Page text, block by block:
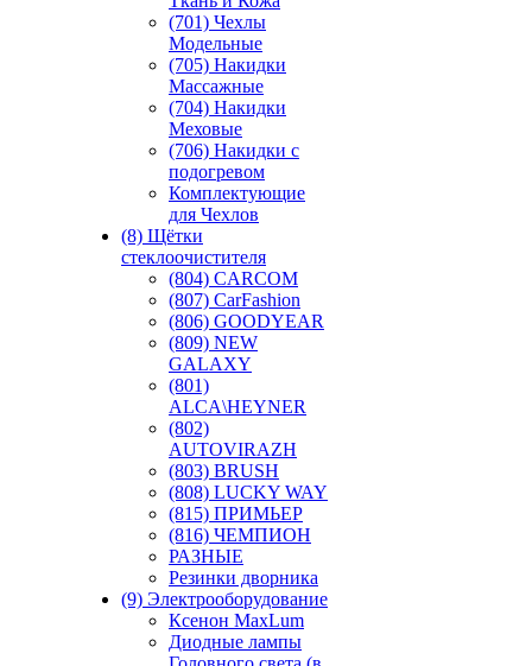
(701) Чехлы
Модельные
(705) Накидки
Массажные
(704) Накидки
Меховые
(706) Накидки с
подогревом
Комплектующие
для Чехлов
(8) Щётки
стеклоочистителя
(804) CARCOM
(807) CarFashion
(806) GOODYEAR
(809) NEW
GALAXY
(801)
ALCA\HEYNER
(802)
AUTOVIRAZH
(803) BRUSH
(808) LUCKY WAY
(815) ПРИМЬЕР
(816) ЧЕМПИОН
РАЗНЫЕ
Резинки дворника
(9) Электрооборудование
Ксенон MaxLum
Диодные лампы